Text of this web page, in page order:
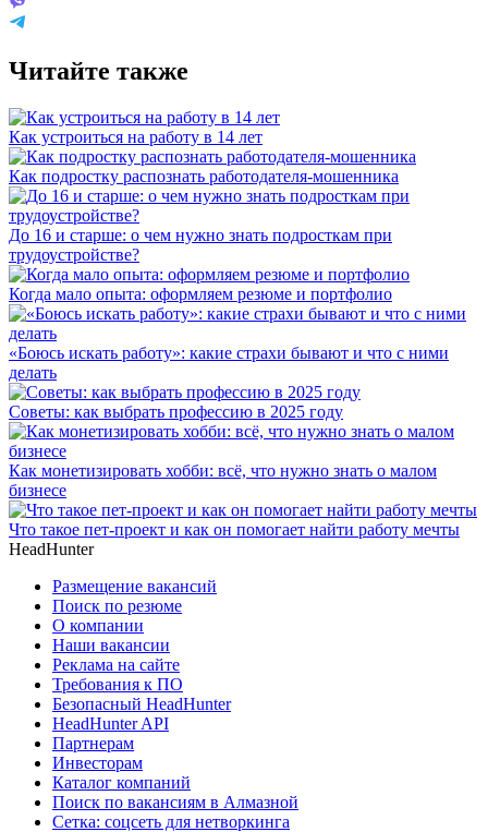
Читайте также
Как устроиться на работу в 14 лет
Как подростку распознать работодателя-мошенника
До 16 и старше: о чем нужно знать подросткам при
трудоустройстве?
Когда мало опыта: оформляем резюме и портфолио
«Боюсь искать работу»: какие страхи бывают и что с ними
делать
Советы: как выбрать профессию в 2025 году
Как монетизировать хобби: всё, что нужно знать о малом
бизнесе
Что такое пет-проект и как он помогает найти работу мечты
HeadHunter
Размещение вакансий
Поиск по резюме
О компании
Наши вакансии
Реклама на сайте
Требования к ПО
Безопасный HeadHunter
HeadHunter API
Партнерам
Инвесторам
Каталог компаний
Поиск по вакансиям в Алмазной
Сетка: соцсеть для нетворкинга